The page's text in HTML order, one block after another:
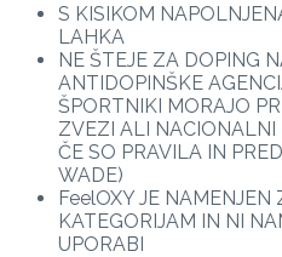
S KISIKOM
LAHKA
NE ŠTEJE ZA DOPING
ANTIDOPINŠKE
ŠPORTNIKI MORAJO
ZVEZI ALI NACIONALNI
ČE SO PRAVILA IN
WADE)
FeelOXY JE NAMENJEN
KATEGORIJAM IN NI
UPORABI